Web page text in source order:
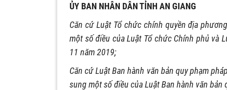
ỦY BAN NHÂN DÂN TỈNH AN GIANG
Căn cứ Luật Tổ chức chính quyền địa
một số điều của Luật Tổ chức Chính phủ và
11 năm 2019;
Căn cứ Luật Ban hành văn bản quy phạm
sung một số điều của Luật Ban hành văn